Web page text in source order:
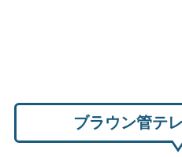
ブラウン管テ